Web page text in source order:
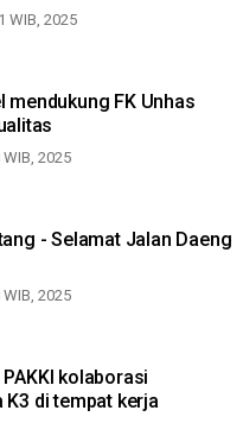
WIB, 2025
mendukung FK Unhas
2025
- Selamat Jalan Daeng
2025
kolaborasi
di tempat kerja